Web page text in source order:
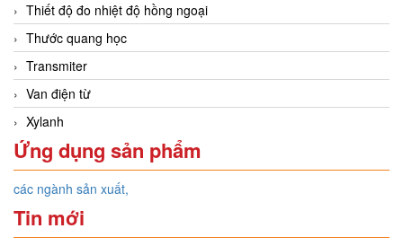
Thiết độ đo nhiệt độ hồng ngoại
Thước quang học
Transmiter
Van điện từ
Xylanh
Ứng dụng sản phẩm
các ngành sản xuất,
Tin mới